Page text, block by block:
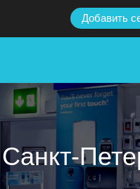
Добавить